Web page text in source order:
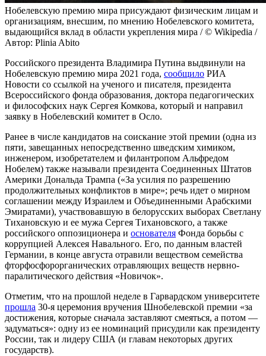
Нобелевскую премию мира присуждают физическим лицам и
организациям, внесшим, по мнению Нобелевского комитета,
выдающийся вклад в области укрепления мира / © Wikipedia /
Автор: Plinia Abito
Российского президента Владимира Путина выдвинули на
Нобелевскую премию мира 2021 года, сообщило РИА
Новости со ссылкой на ученого и писателя, президента
Всероссийского фонда образования, доктора педагогических
и философских наук Сергея Комкова, который и направил
заявку в Нобелевский комитет в Осло.
Ранее в числе кандидатов на соискание этой премии (одна из
пяти, завещанных непосредственно шведским химиком,
инженером, изобретателем и филантропом Альфредом
Нобелем) также называли президента Соединенных Штатов
Америки Дональда Трампа («За усилия по разрешению
продолжительных конфликтов в мире»; речь идет о мирном
соглашении между Израилем и Объединенными Арабскими
Эмиратами), участвовавшую в белорусских выборах Светлану
Тихановскую и ее мужа Сергея Тихановского, а также
российского оппозиционера и основателя Фонда борьбы с
коррупцией Алексея Навального. Его, по данным властей
Германии, в конце августа отравили веществом семейства
фторфосфорорганических отравляющих веществ нервно-
паралитического действия «Новичок».
Отметим, что на прошлой неделе в Гарвардском университете
прошла 30-я церемония вручения Шнобелевской премии «за
достижения, которые сначала заставляют смеяться, а потом —
задуматься»: одну из ее номинаций присудили как президенту
России, так и лидеру США (и главам некоторых других
государств).